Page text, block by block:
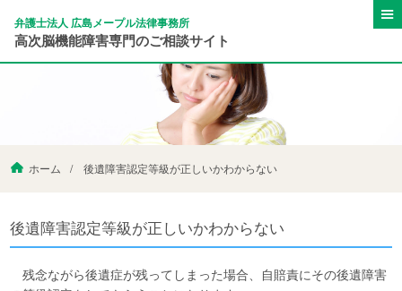
弁護士法人 広島メープル法律事務所
高次脳機能障害専門のご相談サイト
ホーム 後遺障害認定等級が正しいかわからない
後遺障害認定等級が正しいかわからない
残念ながら後遺症が残ってしまった場合、自賠責にその後遺障害